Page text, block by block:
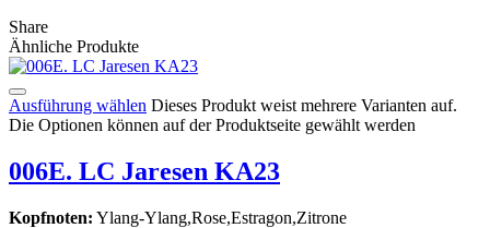
Share
Ähnliche Produkte
Ausführung wählen Dieses Produkt weist mehrere Varianten auf.
Die Optionen können auf der Produktseite gewählt werden
006E. LC Jaresen KA23
Kopfnoten: Ylang-Ylang,Rose,Estragon,Zitrone